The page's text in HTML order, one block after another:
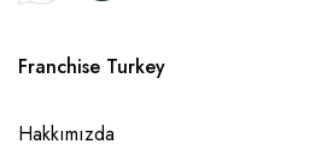
Franchise Turkey
Hakkımızda